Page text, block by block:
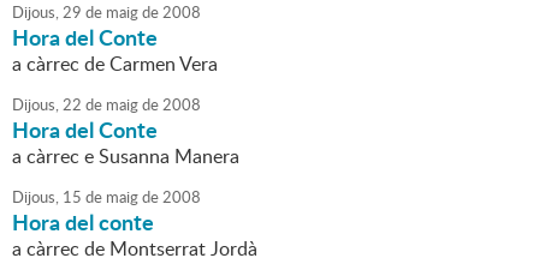
Dijous,29 de maigde2008
Hora del Conte
a càrrec de Carmen Vera
Dijous,22 de maigde2008
Hora del Conte
a càrrec e Susanna Manera
Dijous, 15 de maigde2008
Hora del conte
a càrrec de Montserrat Jordà